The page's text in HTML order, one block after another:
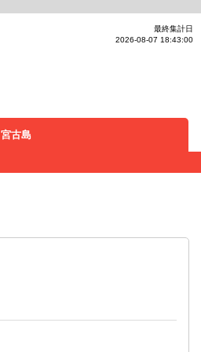
最終集計日
2026-08-07 18:43:00
宮古島